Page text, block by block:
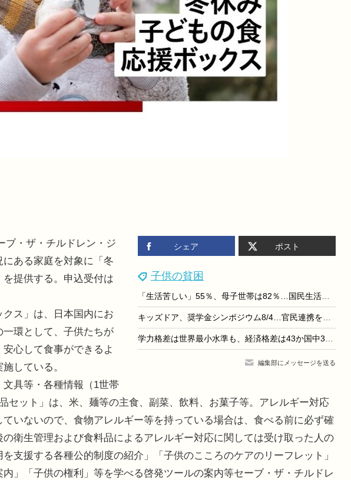
シェア ポスト
子供の貧困
「生活苦しい」55％、母子世帯は82％…国民生活基礎調査
キッズドア、奨学金シンポジウム8/4…官民連携を議論
学力格差は世界最小水準も、経済格差は43か国中34位…ユニセフ報告書
編集部にメッセージを送る
・ザ・チルドレン・ジ
ある家庭を対象に「冬
提供する。申込受付は
ス」は、日本国内にお
環として、子供たちが
心して食事ができるよ
している。
具等・各種情報（1世帯
セット」は、米、麺等の主食、副菜、飲料、お菓子等。アレルギー対応
いないので、食物アレルギー等を持っている場合は、食べる前に必ず確
衛生管理および食料品によるアレルギー対応に関しては受け取った人の
支援する各種公的制度の紹介」「子供のこころのケアのリーフレット」
内」「子供の権利」等を学べる啓発ツールの案内等セーブ・ザ・チルドレ